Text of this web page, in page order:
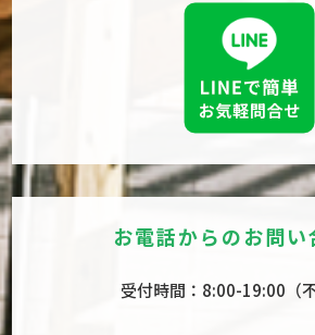
お電話からのお問い
受付時間：8:00-19:00（不